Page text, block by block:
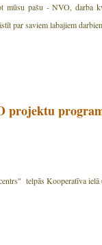
mūsu pašu - NVO, darba
par saviem labajiem
telpās Kooperatīva ielā